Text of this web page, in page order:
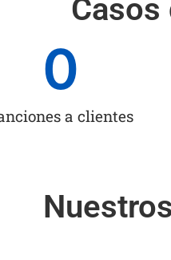
Casos
a clientes
0